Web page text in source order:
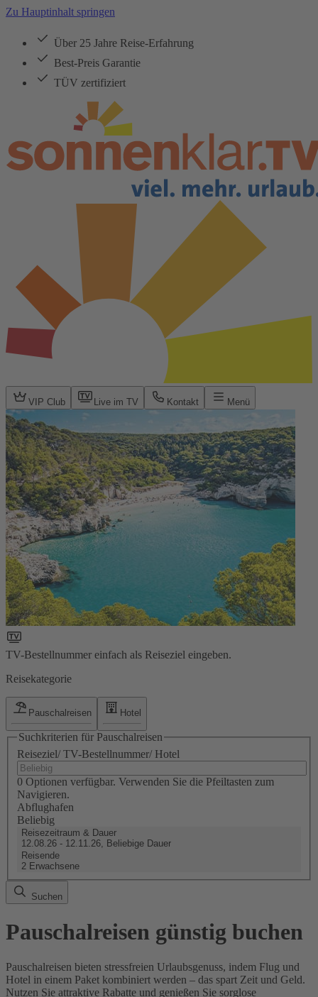
Zu Hauptinhalt springen
Über 25 Jahre Reise-Erfahrung
Best-Preis Garantie
TÜV zertifiziert
VIP Club Live im TV Kontakt Menü
TV-Bestellnummer einfach als Reiseziel eingeben.
Reisekategorie
Pauschalreisen Hotel
Suchkriterien für Pauschalreisen
Reiseziel/ TV-Bestellnummer/ Hotel
0 Optionen verfügbar. Verwenden Sie die Pfeiltasten zum
Navigieren.
Abflughafen
Beliebig
Reisezeitraum & Dauer
12.08.26 - 12.11.26, Beliebige Dauer
Reisende
2 Erwachsene
Suchen
Pauschalreisen günstig buchen
Pauschalreisen bieten stressfreien Urlaubsgenuss, indem Flug und
Hotel in einem Paket kombiniert werden – das spart Zeit und Geld.
Nutzen Sie attraktive Rabatte und genießen Sie sorglose